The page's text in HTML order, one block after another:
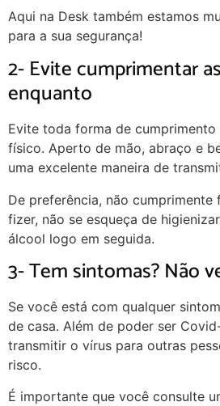
Aqui na Desk também estamos
para a sua segurança!
2- Evite cumprimentar
enquanto
Evite toda forma de
físico. Aperto de mão, abraço e
uma excelente maneira de
De preferência, não cumprimente
fizer, não se esqueça de
álcool logo em seguida.
3- Tem sintomas? Não
Se você está com qualquer
de casa. Além de poder ser
transmitir o vírus para outras
risco.
É importante que você consulte